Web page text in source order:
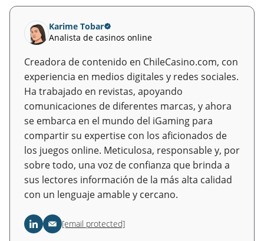
Karime Tobar
Analista de casinos online
Creadora de contenido en ChileCasino.com, con
experiencia en medios digitales y redes sociales.
Ha trabajado en revistas, apoyando
comunicaciones de diferentes marcas, y ahora
se embarca en el mundo del iGaming para
compartir su expertise con los aficionados de
los juegos online. Meticulosa, responsable y, por
sobre todo, una voz de confianza que brinda a
sus lectores información de la más alta calidad
con un lenguaje amable y cercano.
[email protected]